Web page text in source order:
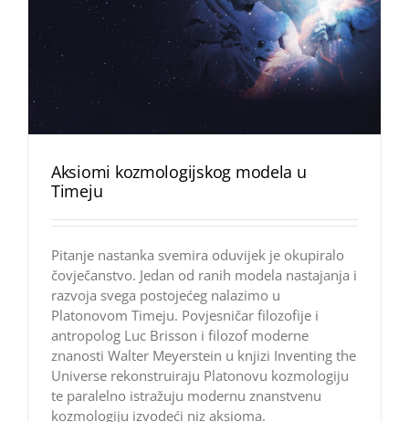
Aksiomi kozmologijskog modela u
Timeju
Pitanje nastanka svemira oduvijek je okupiralo
čovječanstvo. Jedan od ranih modela nastajanja i
razvoja svega postojećeg nalazimo u
Platonovom Timeju. Povjesničar filozofije i
antropolog Luc Brisson i filozof moderne
znanosti Walter Meyerstein u knjizi Inventing the
Universe rekonstruiraju Platonovu kozmologiju
te paralelno istražuju modernu znanstvenu
kozmologiju izvodeći niz aksioma.